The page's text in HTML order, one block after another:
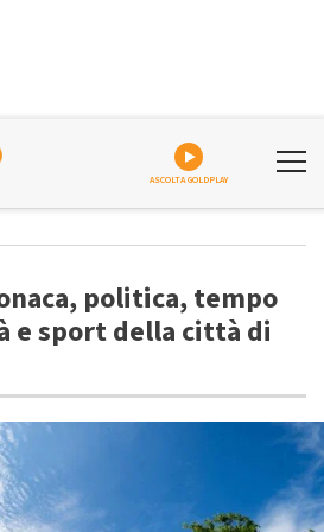
ASCOLTA GOLDPLAY
politica, tempo
e sport della città di